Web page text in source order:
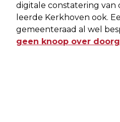
digitale constatering van
leerde Kerkhoven ook.
gemeenteraad al wel
geen knoop over